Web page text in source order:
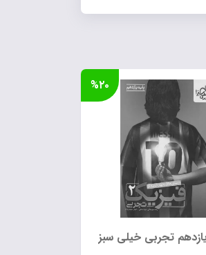
تجربی خیلی سبز
%۲۰